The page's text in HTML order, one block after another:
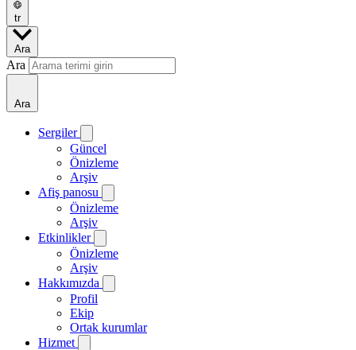
tr
Ara
Ara
Ara
Sergiler
Güncel
Önizleme
Arşiv
Afiş panosu
Önizleme
Arşiv
Etkinlikler
Önizleme
Arşiv
Hakkımızda
Profil
Ekip
Ortak kurumlar
Hizmet